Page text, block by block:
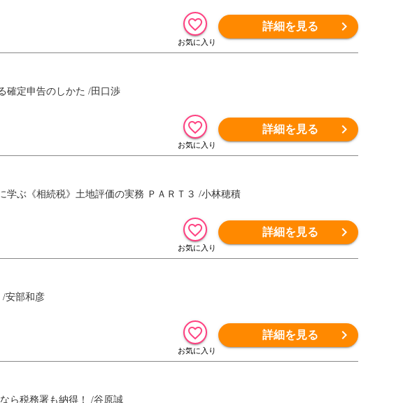
詳細を見る
確定申告のしかた /田口渉
詳細を見る
学ぶ《相続税》土地評価の実務 ＰＡＲＴ３ /小林穂積
詳細を見る
/安部和彦
詳細を見る
ら税務署も納得！ /谷原誠